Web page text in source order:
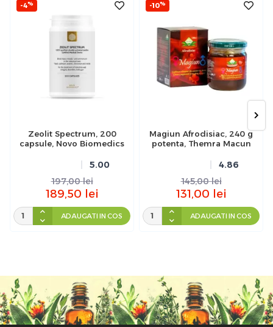
-4%
Zeolit Spectrum, 200
capsule, Novo Biomedics
5.00
197,00 lei
189,50 lei
ADAUGATI IN COS
-10%
Magiun Afrodisiac, 240 g
potenta, Themra Macun
4.86
145,00 lei
131,00 lei
ADAUGATI IN COS